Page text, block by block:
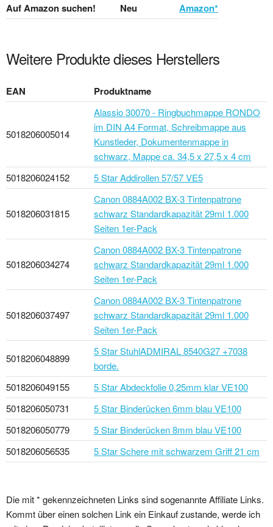
Auf Amazon suchen!
Neu Amazon*
Weitere Produkte dieses Herstellers
EAN Produktname
5018206005014
Alassio 30070 - Ringbuchmappe RONDO
im DIN A4 Format, Schreibmappe aus
Kunstleder, Dokumentenmappe in
schwarz, Mappe ca. 34,5 x 27,5 x 4 cm
5018206024152
5 Star Addirollen 57/57 VE5
5018206031815
Canon 0884A002 BX-3 Tintenpatrone
schwarz Standardkapazität 29ml 1.000
Seiten 1er-Pack
5018206034274
Canon 0884A002 BX-3 Tintenpatrone
schwarz Standardkapazität 29ml 1.000
Seiten 1er-Pack
5018206037497
Canon 0884A002 BX-3 Tintenpatrone
schwarz Standardkapazität 29ml 1.000
Seiten 1er-Pack
5018206048899
5 Star StuhlADMIRAL 8540G27 +7038
borde.
5018206049155
5 Star Abdeckfolie 0,25mm klar VE100
5018206050731
5 Star Binderücken 6mm blau VE100
5018206050779
5 Star Binderücken 8mm blau VE100
5018206056535
5 Star Schere mit schwarzem Griff 21 cm
Die mit * gekennzeichneten Links sind sogenannte Affiliate Links.
Kommt über einen solchen Link ein Einkauf zustande, werde ich